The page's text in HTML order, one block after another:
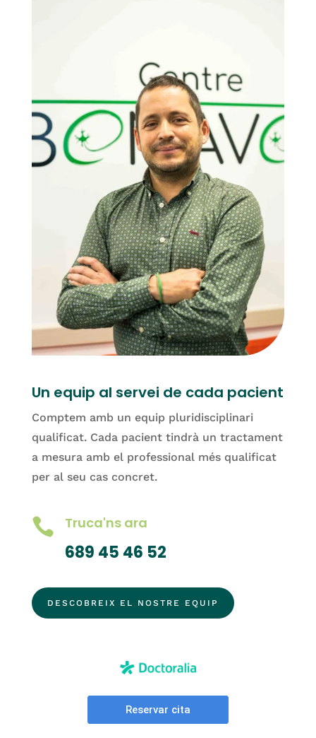
Un equip al servei de cada pacient
Comptem amb un equip pluridisciplinari
qualificat. Cada pacient tindrà un tractament
a mesura amb el professional més qualificat
per al seu cas concret.
 Truca'ns ara
689 45 46 52
DESCOBREIX EL NOSTRE EQUIP